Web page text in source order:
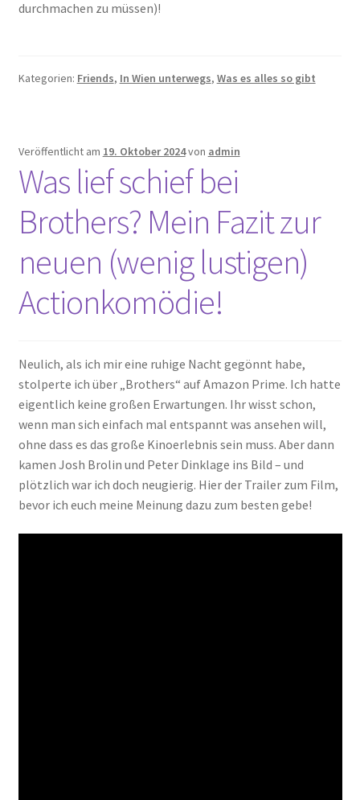
durchmachen zu müssen)!
Kategorien: Friends, In Wien unterwegs, Was es alles so gibt
Veröffentlicht am 19. Oktober 2024von admin
Was lief schief bei
Brothers? Mein Fazit zur
neuen (wenig lustigen)
Actionkomödie!
Neulich, als ich mir eine ruhige Nacht gegönnt habe,
stolperte ich über „Brothers“ auf Amazon Prime. Ich hatte
eigentlich keine großen Erwartungen. Ihr wisst schon,
wenn man sich einfach mal entspannt was ansehen will,
ohne dass es das große Kinoerlebnis sein muss. Aber dann
kamen Josh Brolin und Peter Dinklage ins Bild – und
plötzlich war ich doch neugierig. Hier der Trailer zum Film,
bevor ich euch meine Meinung dazu zum besten gebe!